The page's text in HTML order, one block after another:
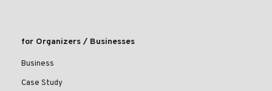
for Organizers / Businesses
Business
Case Study